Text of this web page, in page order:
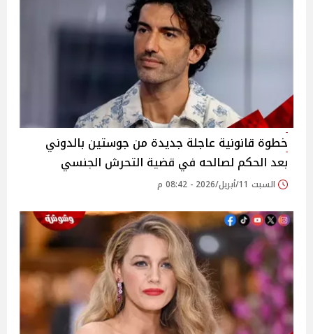
خطوة قانونية عاجلة جديدة من جوستين بالدوني
بعد الحكم لصالحه في قضية التحرش الجنسي
السبت 11/أبريل/2026 - 08:42 م